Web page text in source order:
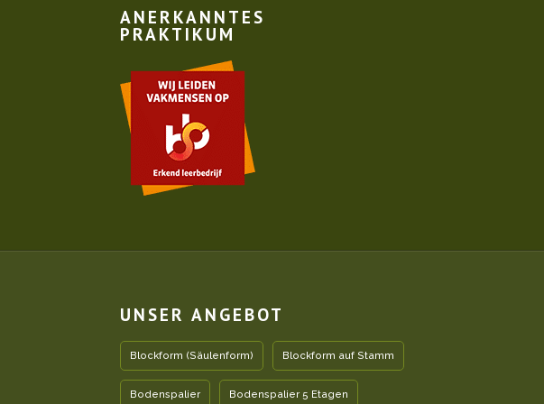
ANERKANNTES
PRAKTIKUM
UNSER ANGEBOT
Blockform (Säulenform) Blockform auf Stamm
Bodenspalier Bodenspalier 5 Etagen